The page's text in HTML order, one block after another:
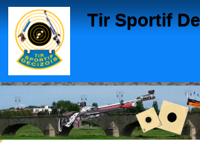
Tir Sportif
Panneau de gestion des cookies